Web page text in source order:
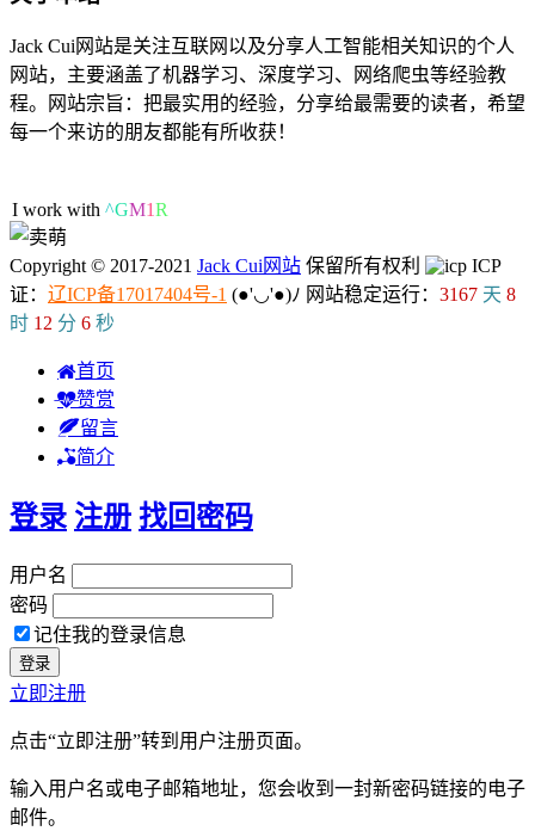
Jack Cui网站是关注互联网以及分享人工智能相关知识的个人
网站，主要涵盖了机器学习、深度学习、网络爬虫等经验教
程。网站宗旨：把最实用的经验，分享给最需要的读者，希望
每一个来访的朋友都能有所收获！
I work with Dd>M
Copyright © 2017-2021 Jack Cui网站 保留所有权利
ICP
证： 辽ICP备17017404号-1 (●'◡'●)ﾉ 网站稳定运行： 3167 天 8
时 12 分 7 秒
首页
赞赏
留言
简介
登录 注册 找回密码
用户名
密码
记住我的登录信息
立即注册
点击“立即注册”转到用户注册页面。
输入用户名或电子邮箱地址，您会收到一封新密码链接的电子
邮件。